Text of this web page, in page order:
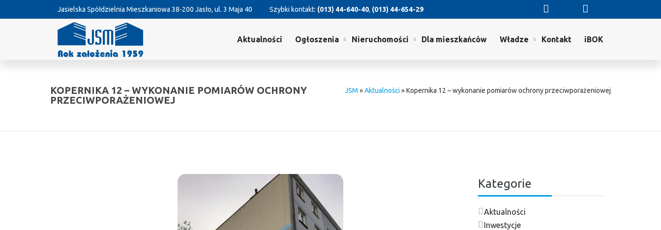
Jasielska Spółdzielnia Mieszkaniowa 38-200 Jasło, ul. 3 Maja 40 Szybki kontakt: (013) 44-640-40, (013) 44-654-29
Aktualności Ogłoszenia Nieruchomości Dla mieszkańców Władze Kontakt iBOK
KOPERNIKA 12 – WYKONANIE POMIARÓW OCHRONY
PRZECIWPORAŻENIOWEJ
JSM »Aktualności»Kopernika 12 – wykonanie pomiarów ochrony przeciwporażeniowej
Kategorie
Aktualności
Inwestycje